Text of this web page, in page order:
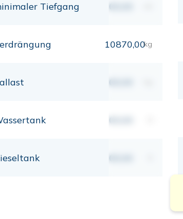
Tiefgang 00,00
10870,00kg
00,00
00,00
00,00